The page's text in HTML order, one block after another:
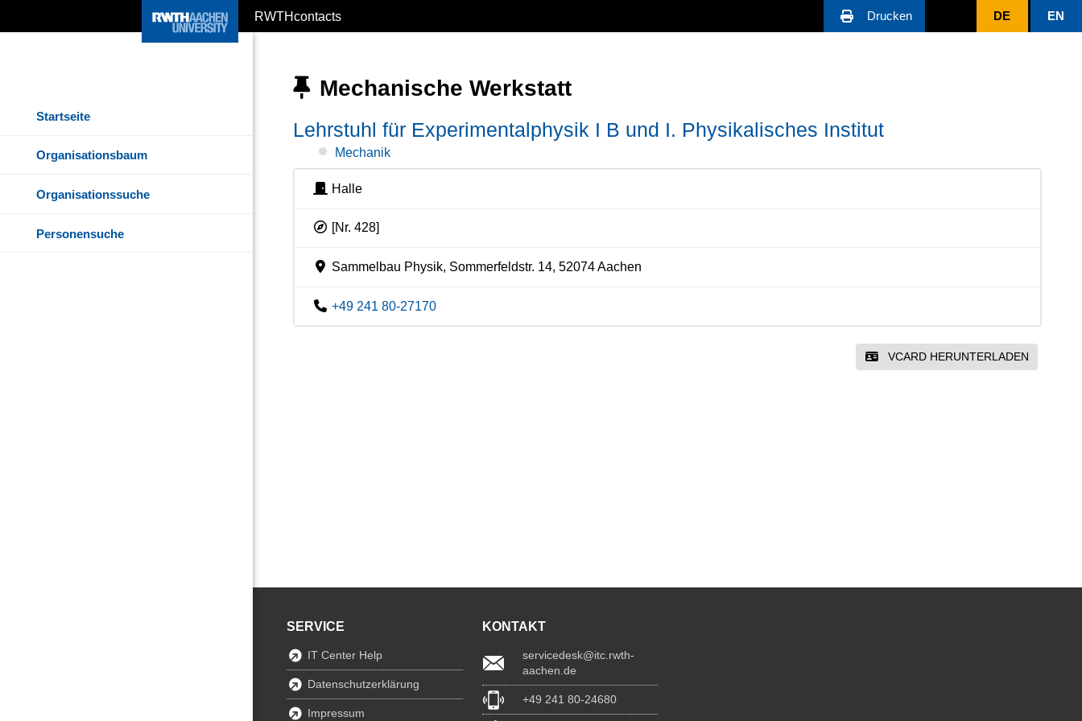
RWTHcontacts Drucken DE EN
Startseite
Organisationsbaum
Organisationssuche
Personensuche
Mechanische Werkstatt
Lehrstuhl für Experimentalphysik I B und I. Physikalisches Institut
Mechanik
Halle
[Nr. 428]
Sammelbau Physik, Sommerfeldstr. 14, 52074 Aachen
+49 241 80-27170
VCARD HERUNTERLADEN
SERVICE
IT Center Help
Datenschutzerklärung
Impressum
KONTAKT
servicedesk@itc.rwth-
aachen.de
+49 241 80-24680